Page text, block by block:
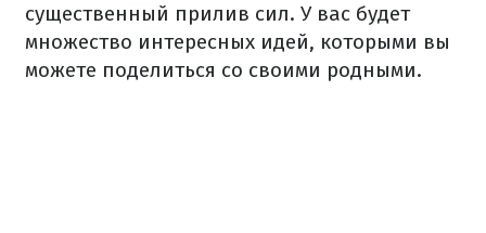
существенный прилив сил. У вас будет
множество интересных идей, которыми вы
можете поделиться со своими родными.